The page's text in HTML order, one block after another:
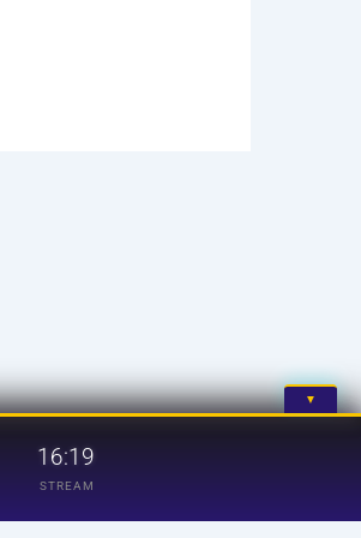
▼
16:19
STREAM